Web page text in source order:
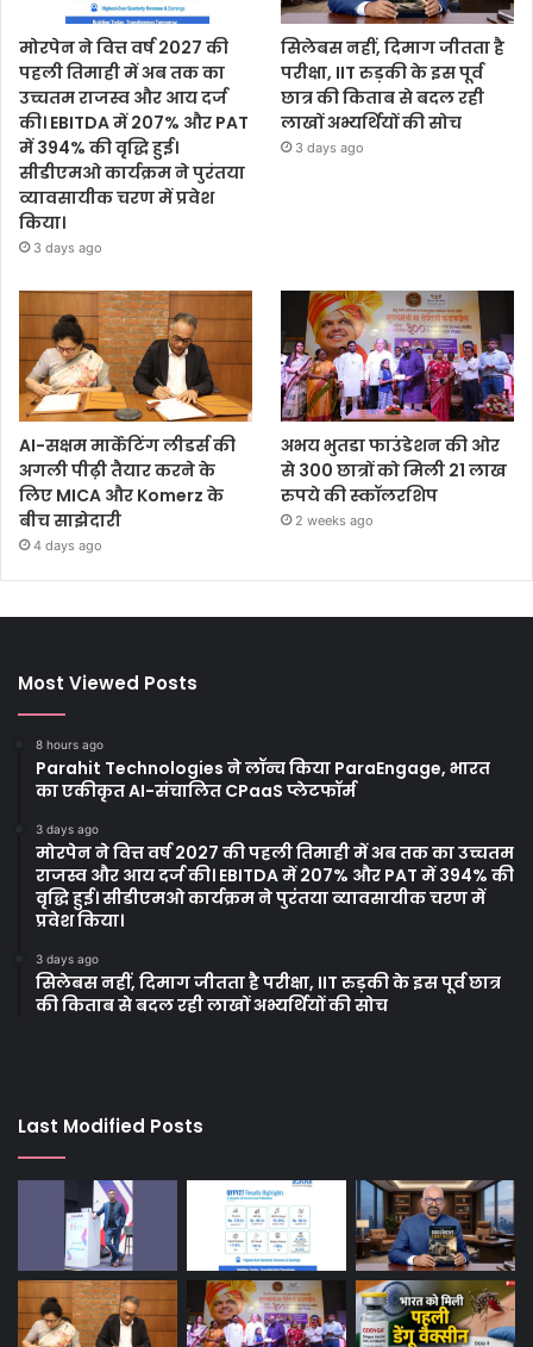
मोरपेन ने वित्त वर्ष 2027 की
पहली तिमाही में अब तक का
उच्चतम राजस्व और आय दर्ज
की। EBITDA में 207% और PAT
में 394% की वृद्धि हुई।
सीडीएमओ कार्यक्रम ने पुरंतया
व्यावसायीक चरण में प्रवेश
किया।
3 days ago
सिलेबस नहीं, दिमाग जीतता है
परीक्षा, IIT रुड़की के इस पूर्व
छात्र की किताब से बदल रही
लाखों अभ्यर्थियों की सोच
3 days ago
AI-सक्षम मार्केटिंग लीडर्स की
अगली पीढ़ी तैयार करने के
लिए MICA और Komerz के
बीच साझेदारी
4 days ago
अभय भुतडा फाउंडेशन की ओर
से 300 छात्रों को मिली 21 लाख
रुपये की स्कॉलरशिप
2 weeks ago
Most Viewed Posts
8 hours ago
Parahit Technologies ने लॉन्च किया ParaEngage, भारत
का एकीकृत AI-संचालित CPaaS प्लेटफॉर्म
3 days ago
मोरपेन ने वित्त वर्ष 2027 की पहली तिमाही में अब तक का उच्चतम
राजस्व और आय दर्ज की। EBITDA में 207% और PAT में 394% की
वृद्धि हुई। सीडीएमओ कार्यक्रम ने पुरंतया व्यावसायीक चरण में
प्रवेश किया।
3 days ago
सिलेबस नहीं, दिमाग जीतता है परीक्षा, IIT रुड़की के इस पूर्व छात्र
की किताब से बदल रही लाखों अभ्यर्थियों की सोच
Last Modified Posts